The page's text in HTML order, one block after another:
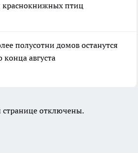
краснокнижных птиц
полусотни домов останутся
конца августа
отключены.